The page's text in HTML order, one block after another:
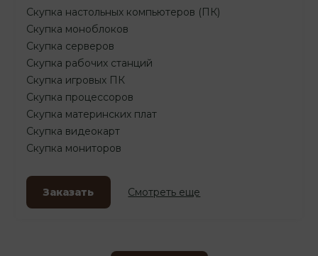
Скупка настольных компьютеров (ПК)
Скупка моноблоков
Скупка серверов
Скупка рабочих станций
Скупка игровых ПК
Скупка процессоров
Скупка материнских плат
Скупка видеокарт
Скупка мониторов
Заказать Смотреть еще